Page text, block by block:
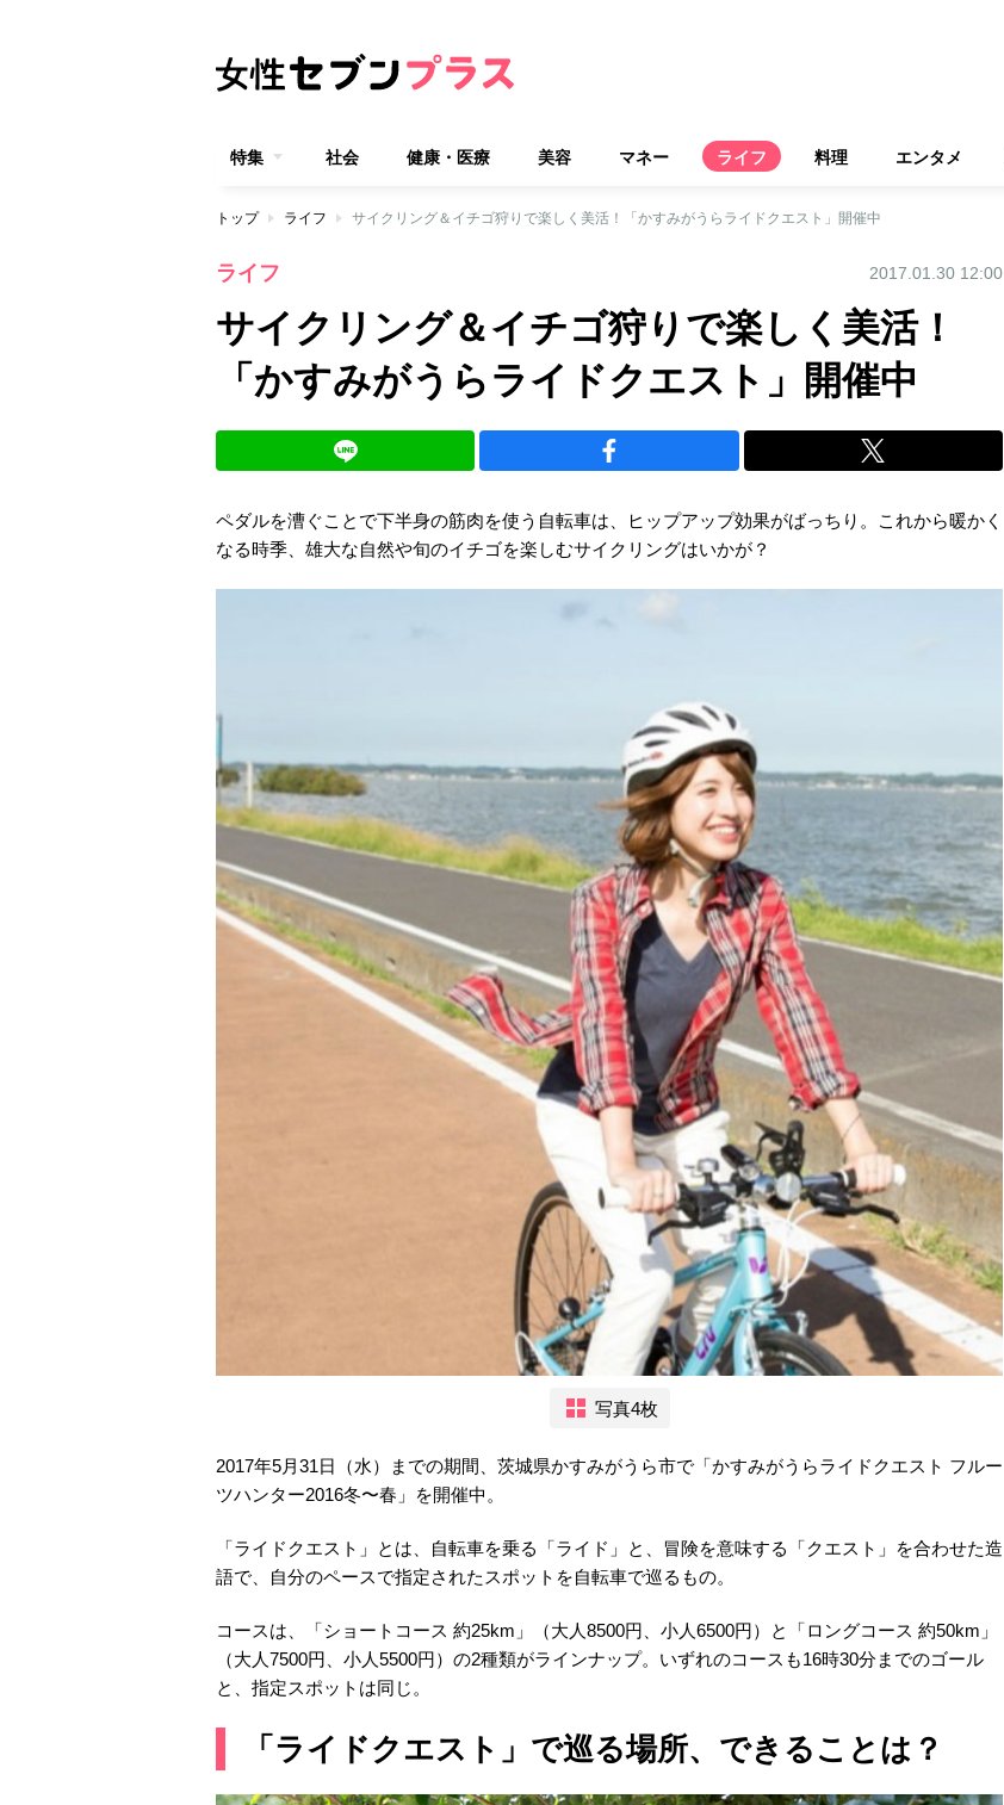
特集 社会 健康・医療 美容 マネー ライフ 料理 エンタメ
トップ ライフ サイクリング＆イチゴ狩りで楽しく美活！「かすみがうらライドクエスト」開催中
ライフ 2017.01.30 12:00
サイクリング＆イチゴ狩りで楽しく美活！
「かすみがうらライドクエスト」開催中
ペダルを漕ぐことで下半身の筋肉を使う自転車は、ヒップアップ効果がばっちり。これから暖かく
なる時季、雄大な自然や旬のイチゴを楽しむサイクリングはいかが？
写真4枚
2017年5月31日（水）までの期間、茨城県かすみがうら市で「かすみがうらライドクエスト フルー
ツハンター2016冬〜春」を開催中。
「ライドクエスト」とは、自転車を乗る「ライド」と、冒険を意味する「クエスト」を合わせた造
語で、自分のペースで指定されたスポットを自転車で巡るもの。
コースは、「ショートコース 約25km」（大人8500円、小人6500円）と「ロングコース 約50km」
（大人7500円、小人5500円）の2種類がラインナップ。いずれのコースも16時30分までのゴール
と、指定スポットは同じ。
「ライドクエスト」で巡る場所、できることは？